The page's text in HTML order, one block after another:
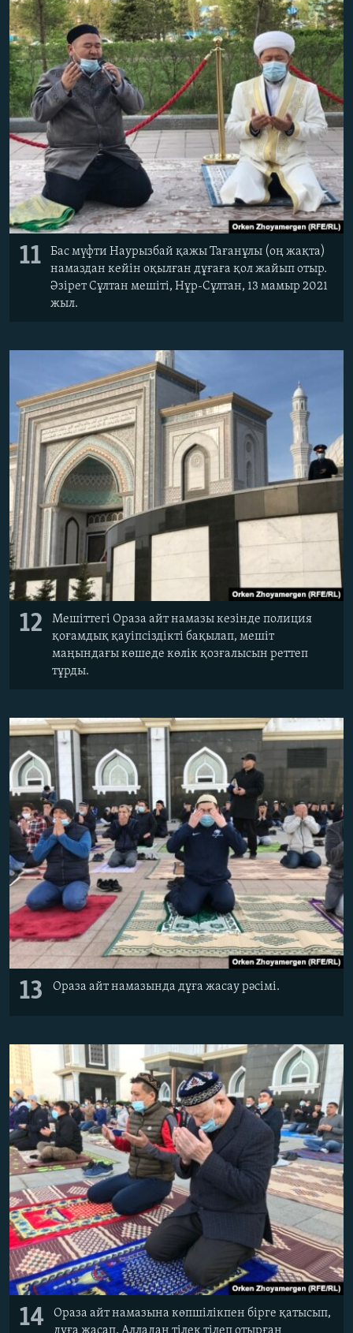
11
Бас мүфти Наурызбай қажы Тағанұлы (оң жақта)
намаздан кейін оқылған дұғаға қол жайып отыр.
Әзірет Сұлтан мешіті, Нұр-Сұлтан, 13 мамыр 2021
жыл.
12
Мешіттегі Ораза айт намазы кезінде полиция
қоғамдық қауіпсіздікті бақылап, мешіт
маңындағы көшеде көлік қозғалысын реттеп
тұрды.
13 Ораза айт намазында дұға жасау рәсімі.
14
Ораза айт намазына көпшілікпен бірге қатысып,